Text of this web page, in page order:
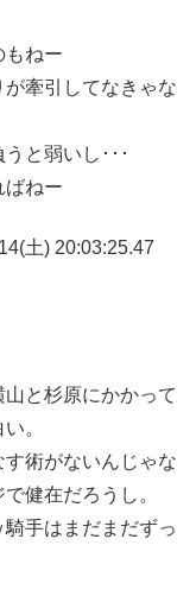
もねー
牽引してなきゃな
と弱いし･･･
ばねー
土) 20:03:25.47
と杉原にかかって
。
術がないんじゃな
健在だろうし。
手はまだまだずっ